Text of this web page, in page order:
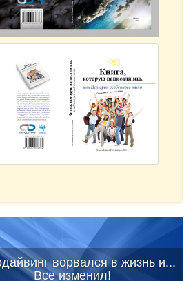
ворвался в жизнь и...
Все изменил!